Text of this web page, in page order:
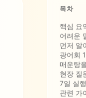
목차
핵심 요
어려운
먼저 알
광어회
매운탕
현장 질
7일 실
관련 가